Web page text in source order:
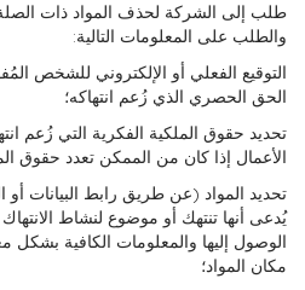
طلب إلى الشركة لحذف المواد ذات
والطلب على المعلومات التالية:
التوقيع الفعلي أو الإلكتروني للشخص
الحق الحصري الذي زُعم انتهاكه؛
تحديد حقوق الملكية الفكرية التي زُعم
الأعمال إذا كان من الممكن تعدد حقوق
تحديد المواد (عن طريق رابط البيانات
يُدعى أنها تنتهك أو موضوع لنشاط
الوصول إليها والمعلومات الكافية
مكان المواد؛